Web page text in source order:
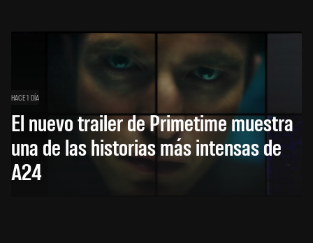
HACE 1 DÍA
El nuevo trailer de Primetime muestra
una de las historias más intensas de
A24